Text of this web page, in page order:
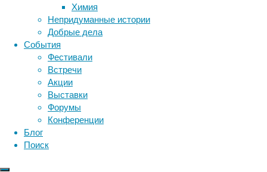
Химия
Непридуманные истории
Добрые дела
События
Фестивали
Встречи
Акции
Выставки
Форумы
Конференции
Блог
Поиск
стволовых
клетках
в
тканях
предоставленного
донорского
человеческого
глаза,
а
затем
медицина
мозг наука
нейробиология
нейрофизиология
поведение
сон социальные проблемы
физиология